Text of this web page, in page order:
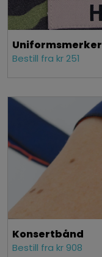
Uniformsmerker
Bestill fra kr 251
Konsert­bånd
Bestill fra kr 908